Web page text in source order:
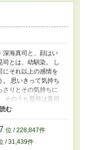
深海真司と、顔はい
司とは、幼馴染。 し
にそれ以上の感情を
。 思いきって気持ち
さりとその気持ちに
そのうち晃司は真司
とうとう晃司は真司
ためにすべてを捨て
もなかった。 男子校
メートに恋をする
てしまった。 思い
位 / 228,847件
/ 31,439件